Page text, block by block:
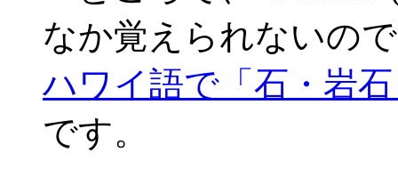
なか覚えられないの
ハワイ語で「石・岩
です。